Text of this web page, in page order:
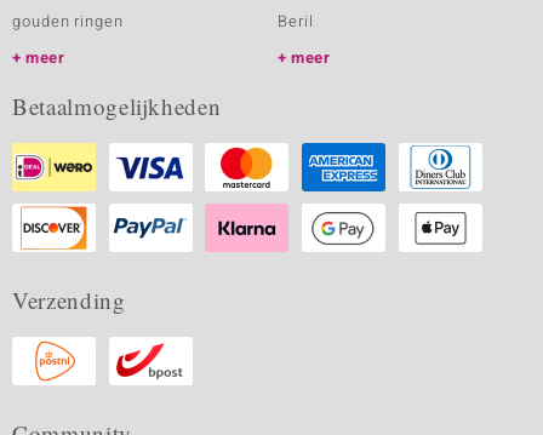
gouden ringen
meer
Beril
meer
Betaalmogelijkheden
Verzending